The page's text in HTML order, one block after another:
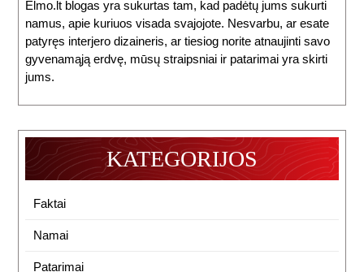
Elmo.lt blogas yra sukurtas tam, kad padėtų jums sukurti
namus, apie kuriuos visada svajojote. Nesvarbu, ar esate
patyręs interjero dizaineris, ar tiesiog norite atnaujinti savo
gyvenamąją erdvę, mūsų straipsniai ir patarimai yra skirti
jums.
KATEGORIJOS
Faktai
Namai
Patarimai